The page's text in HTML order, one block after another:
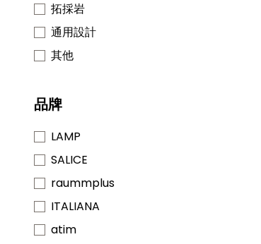
拓採岩
通用設計
其他
品牌
LAMP
SALICE
raummplus
ITALIANA
atim